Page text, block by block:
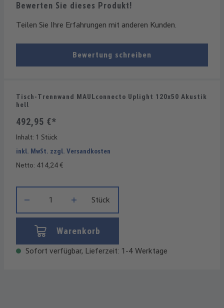
Bewerten Sie dieses Produkt!
Teilen Sie Ihre Erfahrungen mit anderen Kunden.
Bewertung schreiben
Tisch-Trennwand MAULconnecto Uplight 120x50 Akustik
hell
492,95 €*
Inhalt: 1 Stück
inkl. MwSt. zzgl. Versandkosten
Netto: 414,24 €
Stück
Warenkorb
Sofort verfügbar, Lieferzeit: 1-4 Werktage